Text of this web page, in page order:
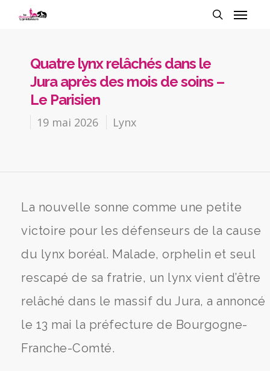
Quatre lynx relâchés dans le
Jura après des mois de soins –
Le Parisien
19 mai 2026 Lynx
La nouvelle sonne comme une petite
victoire pour les défenseurs de la cause
du lynx boréal. Malade, orphelin et seul
rescapé de sa fratrie, un lynx vient d’être
relâché dans le massif du Jura, a annoncé
le 13 mai la préfecture de Bourgogne-
Franche-Comté.